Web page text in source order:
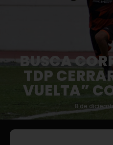
BUSCA
TDP
VUELTA”
8 de